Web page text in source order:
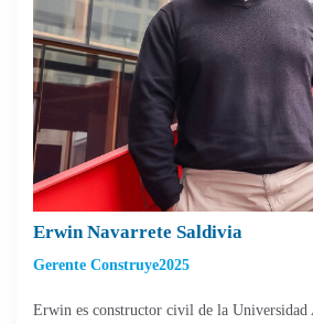
Erwin Navarrete Saldivia
Gerente Construye2025
Erwin es constructor civil de la Universidad